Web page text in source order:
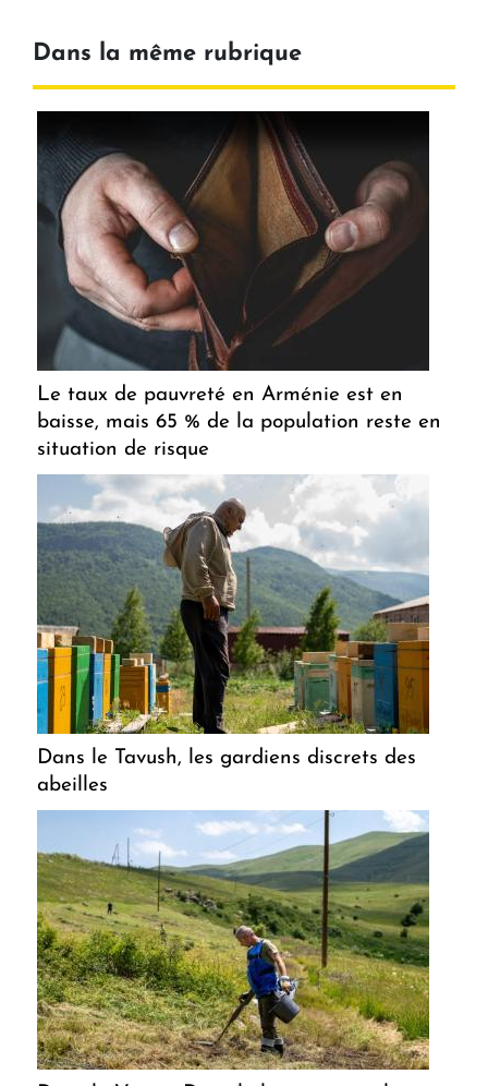
Dans la même rubrique
Le taux de pauvreté en Arménie est en
baisse, mais 65 % de la population reste en
situation de risque
Dans le Tavush, les gardiens discrets des
abeilles